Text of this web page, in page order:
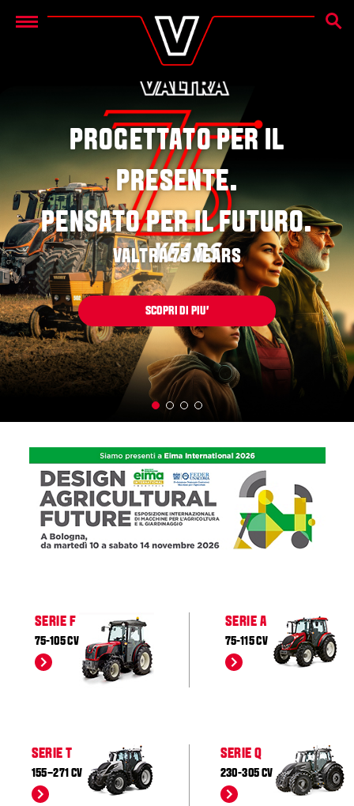
Menu
CERCA
PROGETTATO PER IL
PRESENTE.
PENSATO PER IL FUTURO.
VALTRA 75 YEARS
SCOPRI DI PIU'
SERIE F
75-105 CV
SERIE A
75-115 CV
SERIE T
155–271 CV
SERIE Q
230-305 CV